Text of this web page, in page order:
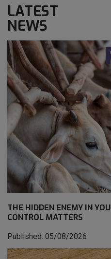
LATEST
NEWS
THE HIDDEN ENEMY IN
CONTROL MATTERS
Published: 05/08/2026